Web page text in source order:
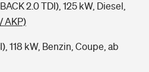
2.0 TDI), 125 kW, Diesel,
AKP)
118 kW, Benzin, Coupe, ab